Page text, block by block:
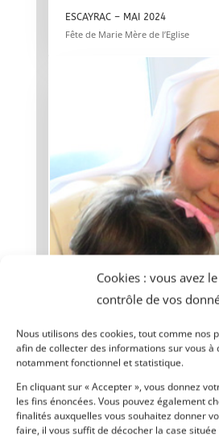
Cookies : vous avez le
contrôle de vos
Nous utilisons des cookies, tout comme nos
afin de collecter des informations sur vous à
notamment fonctionnel et statistique.
En cliquant sur « Accepter », vous donnez
les fins énoncées. Vous pouvez également
finalités auxquelles vous souhaitez donner
faire, il vous suffit de décocher la case
ESCAYRAC – MAI 2024
Fête de Marie Mère de l’Eglise